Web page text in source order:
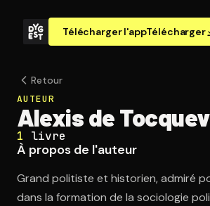
Télécharger l'appTélécharger
Retour
AUTEUR
Alexis de
1 livre
À propos de l'auteur
Grand politiste et historien, admiré
dans la formation de la sociologie